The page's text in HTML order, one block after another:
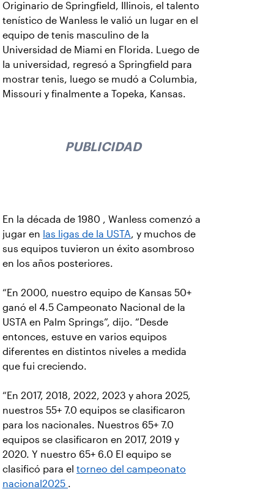
Originario de Springfield, Illinois, el talento
tenístico de Wanless le valió un lugar en el
equipo de tenis masculino de la
Universidad de Miami en Florida. Luego de
la universidad, regresó a Springfield para
mostrar tenis, luego se mudó a Columbia,
Missouri y finalmente a Topeka, Kansas.
PUBLICIDAD
En la década de 1980 , Wanless comenzó a
jugar en las ligas de la USTA, y muchos de
sus equipos tuvieron un éxito asombroso
en los años posteriores.
“En 2000, nuestro equipo de Kansas 50+
ganó el 4.5 Campeonato Nacional de la
USTA en Palm Springs”, dijo. “Desde
entonces, estuve en varios equipos
diferentes en distintos niveles a medida
que fui creciendo.
“En 2017, 2018, 2022, 2023 y ahora 2025,
nuestros 55+ 7.0 equipos se clasificaron
para los nacionales. Nuestros 65+ 7.0
equipos se clasificaron en 2017, 2019 y
2020. Y nuestro 65+ 6.0 El equipo se
clasificó para el torneo del campeonato
nacional2025 .